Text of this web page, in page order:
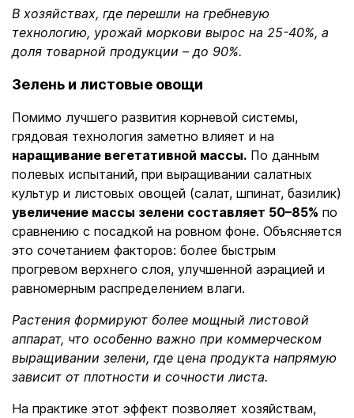
В хозяйствах, где перешли на гребневую
технологию, урожай моркови вырос на 25-40%, а
доля товарной продукции – до 90%.
Зелень и листовые овощи
Помимо лучшего развития корневой системы,
грядовая технология заметно влияет и на
наращивание вегетативной массы. По данным
полевых испытаний, при выращивании салатных
культур и листовых овощей (салат, шпинат, базилик)
увеличение массы зелени составляет 50–85% по
сравнению с посадкой на ровном фоне. Объясняется
это сочетанием факторов: более быстрым
прогревом верхнего слоя, улучшенной аэрацией и
равномерным распределением влаги.
Растения формируют более мощный листовой
аппарат, что особенно важно при коммерческом
выращивании зелени, где цена продукта напрямую
зависит от плотности и сочности листа.
На практике этот эффект позволяет хозяйствам,